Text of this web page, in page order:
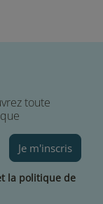
toute
Je m'inscris
la politique de